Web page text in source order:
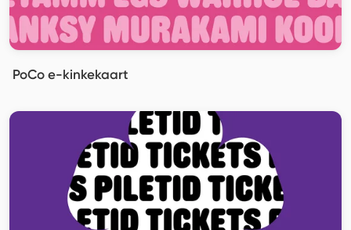
PoCo e-kinkekaart